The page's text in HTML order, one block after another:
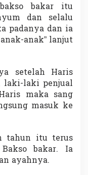
bakar itu
dan selalu
padanya dan ia
anak” lanjut
setelah Haris
laki-laki penjual
maka sang
masuk ke
tahun itu terus
bakar. Ia
ayahnya.